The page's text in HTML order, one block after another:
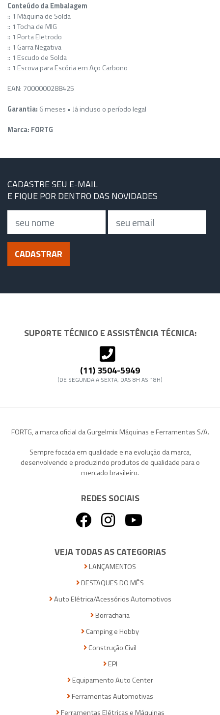
Conteúdo da Embalagem
:: 1 Máquina de Solda
:: 1 Tocha de MIG
:: 1 Porta Eletrodo
:: 1 Garra Negativa
:: 1 Escudo de Solda
:: 1 Escova para Escória em Aço Carbono
EAN: 7000000288425
Garantia: 6 meses • Já incluso o período legal
Marca: FORTG
CADASTRE SEU E-MAIL
E FIQUE POR DENTRO DAS NOVIDADES
CADASTRAR
SUPORTE TÉCNICO E ASSISTÊNCIA TÉCNICA:
(11) 3504-5949
(DE SEGUNDA A SEXTA, DAS 8H AS 18H)
FORTG, a marca oficial da Gurgelmix Máquinas e Ferramentas S/A.
Sempre focada em qualidade e na evolução da marca,
desenvolvendo e produzindo produtos de qualidade para o
mercado brasileiro.
REDES SOCIAIS
VEJA TODAS AS CATEGORIAS
LANÇAMENTOS
DESTAQUES DO MÊS
Auto Elétrica/Acessórios Automotivos
Borracharia
Camping e Hobby
Construção Civil
EPI
Equipamento Auto Center
Ferramentas Automotivas
Ferramentas Elétricas e Máquinas